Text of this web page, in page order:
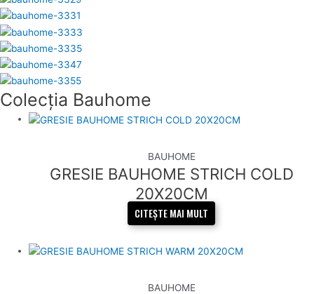
Colecția Bauhome
BAUHOME
GRESIE BAUHOME STRICH COLD
20X20CM
CITEȘTE MAI MULT
BAUHOME